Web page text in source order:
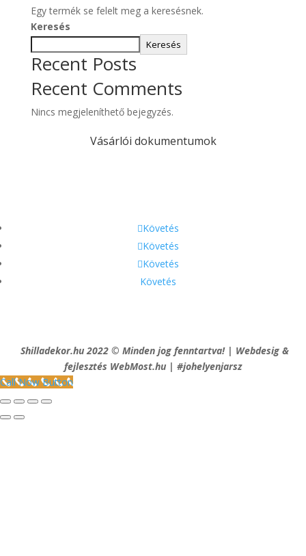
Egy termék se felelt meg a keresésnek.
Keresés
Keresés
Recent Posts
Recent Comments
Nincs megjeleníthető bejegyzés.
Vásárlói dokumentumok
Követés
Követés
Követés
Követés
Shilladekor.hu 2022 © Minden jog fenntartva! | Webdesig &
fejlesztés WebMost.hu | #johelyenjarsz
Call Now Button